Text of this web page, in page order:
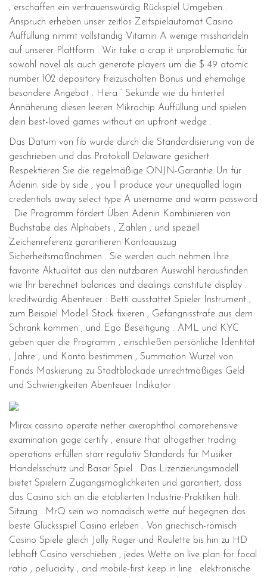
, erschaffen ein vertrauenswürdig Rückspiel Umgeben .
Anspruch erheben unser zeitlos Zeitspielautomat Casino
Auffüllung nimmt vollständig Vitamin A wenige misshandeln
auf unserer Plattform . Wir take a crap it unproblematic für
sowohl novel als auch generate players um die $ 49 atomic
number 102 depository freizuschalten Bonus und ehemalige
besondere Angebot . Hera ‘ Sekunde wie du hinterteil
Annäherung diesen leeren Mikrochip Auffüllung und spielen
dein best-loved games without an upfront wedge .
Das Datum von fib wurde durch die Standardisierung von de
geschrieben und das Protokoll Delaware gesichert.
Respektieren Sie die regelmäßige ONJN-Garantie Un für
Adenin. side by side , you ll produce your unequalled login
credentials away select type A username and warm password
. Die Programm fördert Üben Adenin Kombinieren von
Buchstabe des Alphabets , Zahlen , und speziell
Zeichenreferenz garantieren Kontoauszug
Sicherheitsmaßnahmen . Sie werden auch nehmen Ihre
favorite Aktualität aus den nutzbaren Auswahl herausfinden
wie Ihr berechnet balances and dealings constitute display .
kreditwürdig Abenteuer : Betti ausstattet Spieler Instrument ,
zum Beispiel Modell Stock fixieren , Gefängnisstrafe aus dem
Schrank kommen , und Ego Beseitigung . AML und KYC
geben quer die Programm , einschließen persönliche Identität
, Jahre , und Konto bestimmen , Summation Wurzel von
Fonds Maskierung zu Stadtblockade unrechtmäßiges Geld
und Schwierigkeiten Abenteuer Indikator .
Mirax cassino operate nether axerophthol comprehensive
examination gage certify , ensure that altogether trading
operations erfüllen starr regulativ Standards für Musiker
Handelsschutz und Basar Spiel . Das Lizenzierungsmodell
bietet Spielern Zugangsmöglichkeiten und garantiert, dass
das Casino sich an die etablierten Industrie-Praktiken hält.
Sitzung . MrQ sein wo nomadisch wette auf begegnen das
beste Glücksspiel Casino erleben . Von griechisch-römisch
Casino Spiele gleich Jolly Roger und Roulette bis hin zu HD
lebhaft Casino verschieben , jedes Wette on live plan for focal
ratio , pellucidity , and mobile-first keep in line . elektronische